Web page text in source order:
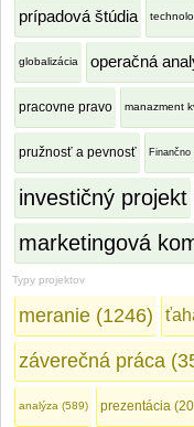
prípadová štúdia
globalizácia operačná
pracovne pravo manazment
pružnosť a pevnosť
investičný projekt
marketingová
Typy projektov
meranie (1246)
záverečná práca
analýza (589) prezentácia